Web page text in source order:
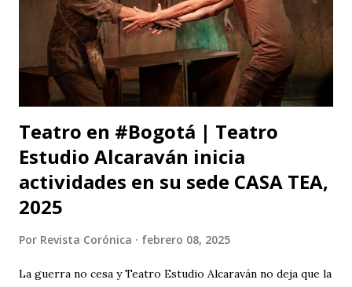
Teatro en #Bogotá | Teatro
Estudio Alcaraván inicia
actividades en su sede CASA TEA,
2025
Por Revista Corónica febrero 08, 2025
La guerra no cesa y Teatro Estudio Alcaraván no deja que la